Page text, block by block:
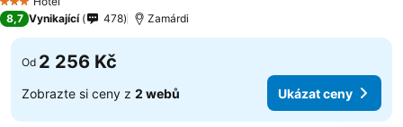
3 Počet hvězdiček
8,7 Vynikající 478 Zamárdi
Od 2 256 Kč
Zobrazte si ceny z 2 webů Ukázat ceny